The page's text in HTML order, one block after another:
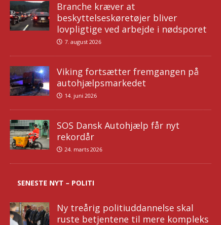
Branche kræver at
beskyttelseskøretøjer bliver
lovpligtige ved arbejde i nødsporet
7. august 2026
Viking fortsætter fremgangen på
autohjælpsmarkedet
14. juni 2026
SOS Dansk Autohjælp får nyt
rekordår
24. marts 2026
SENESTE NYT – POLITI
Ny treårig politiuddannelse skal
ruste betjentene til mere kompleks